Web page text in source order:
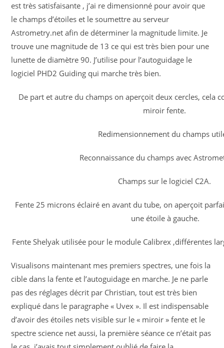
est très satisfaisante , j’ai re dimensionné pour avoir que
le champs d’étoiles et le soumettre au serveur
Astrometry.net afin de déterminer la magnitude limite. Je
trouve une magnitude de 13 ce qui est très bien pour une
lunette de diamètre 90. J’utilise pour l’autoguidage le
logiciel PHD2 Guiding qui marche très bien.
De part et autre du champs on aperçoit deux cercles, cela
miroir fente.
Redimensionnement du champs
Reconnaissance du champs avec
Champs sur le logiciel C2A.
Fente 25 microns éclairé en avant du tube, on aperçoit
une étoile à gauche.
Fente Shelyak utilisée pour le module Calibrex ,différentes
Visualisons maintenant mes premiers spectres, une fois la
cible dans la fente et l’autoguidage en marche. Je ne parle
pas des réglages décrit par Christian, tout est très bien
expliqué dans le paragraphe « Uvex ». Il est indispensable
d’avoir des étoiles nets visible sur le « miroir » fente et le
spectre science net aussi, la première séance ce n’était pas